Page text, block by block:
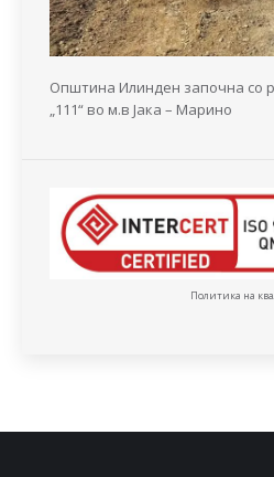
Општина Илинден започна со
„111“ во м.в Јака – Марино
Политика на